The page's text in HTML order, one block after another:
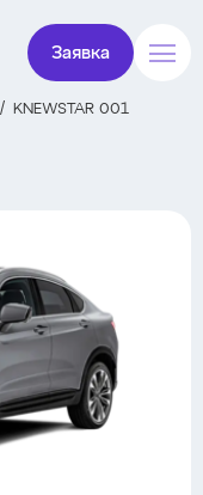
Заявка
KNEWSTAR 001